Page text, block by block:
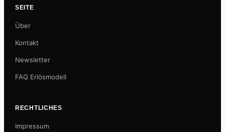
SEITE
Über
Kontakt
Newsletter
FAQ Erlösmodell
RECHTLICHES
Impressum